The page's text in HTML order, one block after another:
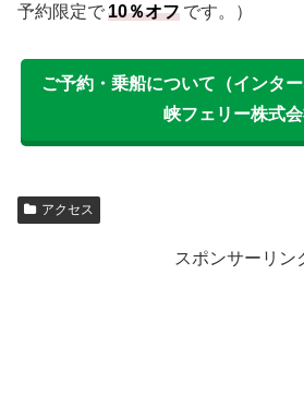
予約限定で10％オフ です。）
ご予約・乗船について（インタ
峡フェリー株式
アクセス
スポンサーリン